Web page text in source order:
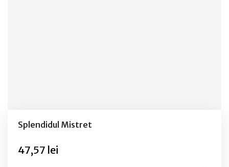
Splendidul Mistret
47,57 lei